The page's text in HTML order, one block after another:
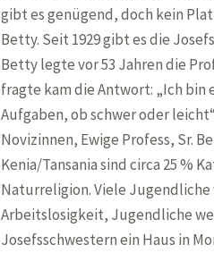
gibt es genügend, doch kein
Betty. Seit 1929 gibt es die
Betty legte vor 53 Jahren die
fragte kam die Antwort: „Ich bin
Aufgaben, ob schwer oder
Novizinnen, Ewige Profess, Sr.
Kenia/Tansania sind circa 25 %
Naturreligion. Viele Jugendliche
Arbeitslosigkeit, Jugendliche
Josefsschwestern ein Haus in